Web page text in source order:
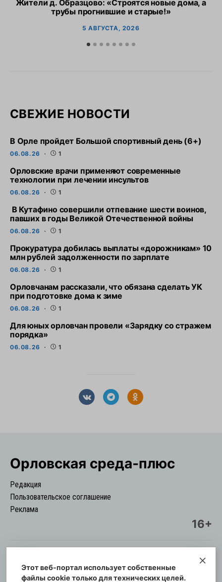
Жители д. Образцово: «Строятся новые дома, а
трубы прогнившие и старые!»
5 АВГУСТА, 2026
СВЕЖИЕ НОВОСТИ
В Орле пройдет Большой спортивный день (6+)
06.08.26 1
Орловские врачи применяют современные
технологии при лечении инсультов
06.08.26 1
В Кутафино совершили отпевание шести воинов,
павших в годы Великой Отечественной войны
06.08.26 1
Прокуратура добилась выплаты «дорожникам» 10
млн рублей задолженности по зарплате
06.08.26 1
Орловчанам рассказали, что обязана сделать УК
при подготовке дома к зиме
06.08.26 1
Для юных орловчан провели «Зарядку со стражем
порядка»
06.08.26 1
Орловская cреда-плюс
Редакция
Пользовательское соглашение
Реклама
16+
© Информационный городской портал
Этот веб-портал использует собственные
файлы cookie только для технических целей.